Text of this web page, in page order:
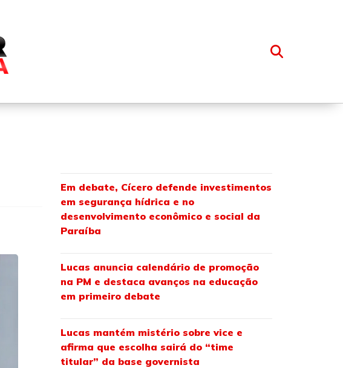
Em debate, Cícero defende investimentos
em segurança hídrica e no
desenvolvimento econômico e social da
Paraíba
Lucas anuncia calendário de promoção
na PM e destaca avanços na educação
em primeiro debate
Lucas mantém mistério sobre vice e
afirma que escolha sairá do “time
titular” da base governista